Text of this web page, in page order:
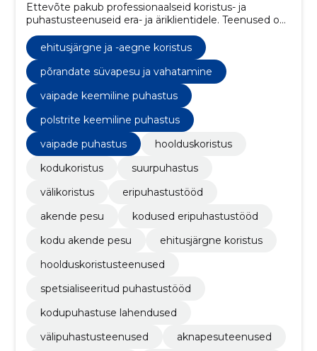
Ettevõte pakub professionaalseid koristus- ja
puhastusteenuseid era- ja äriklientidele. Teenused on
paindlikud, kvaliteetsed ja kohandatud vastavalt
kliendi vajadustele.
ehitusjärgne ja -aegne koristus
põrandate süvapesu ja vahatamine
vaipade keemiline puhastus
polstrite keemiline puhastus
vaipade puhastus
hoolduskoristus
kodukoristus
suurpuhastus
välikoristus
eripuhastustööd
akende pesu
kodused eripuhastustööd
kodu akende pesu
ehitusjärgne koristus
hoolduskoristusteenused
spetsialiseeritud puhastustööd
kodupuhastuse lahendused
välipuhastusteenused
aknapesuteenused